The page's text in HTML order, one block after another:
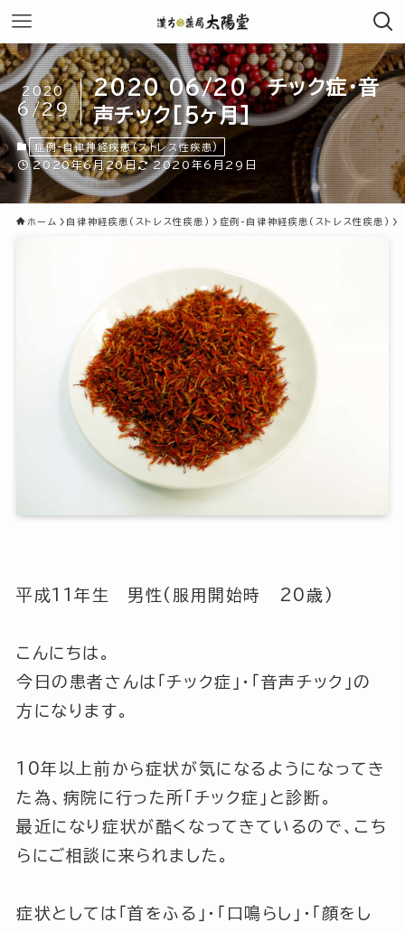
2020 06/20 チック症・音
声チック[5ヶ月]
2020
6/29
症例-自律神経疾患(ストレス性疾患)
2020年6月20日 2020年6月29日
ホーム 自律神経疾患(ストレス性疾患) 症例-自律神経疾患(ストレス性疾患)
平成11年生 男性(服用開始時 20歳)
こんにちは。
今日の患者さんは「チック症」・「音声チック」の
方になります。
10年以上前から症状が気になるようになってき
た為、病院に行った所「チック症」と診断。
最近になり症状が酷くなってきているので、こち
らにご相談に来られました。
症状としては 「首をふる」 ・ 「口鳴らし」 ・
「顔をし